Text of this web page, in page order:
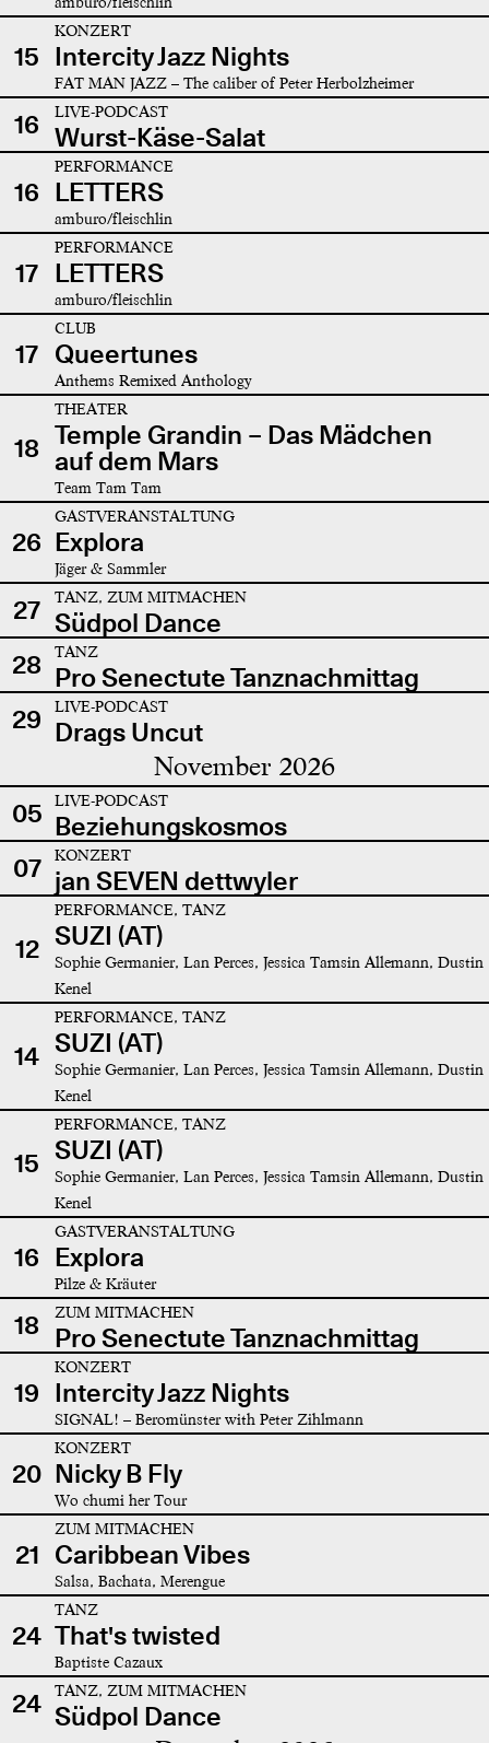
15
KONZERT
Intercity Jazz Nights
FAT MAN JAZZ – The caliber of Peter Herbolzheimer
16 LIVE-PODCAST
Wurst-Käse-Salat
16
PERFORMANCE
LETTERS
amburo/fleischlin
17
PERFORMANCE
LETTERS
amburo/fleischlin
17
CLUB
Queertunes
Anthems Remixed Anthology
18
THEATER
Temple Grandin – Das Mädchen
auf dem Mars
Team Tam Tam
26
GASTVERANSTALTUNG
Explora
Jäger & Sammler
27 TANZ, ZUM MITMACHEN
Südpol Dance
28
TANZ
Pro Senectute Tanznachmittag
29
LIVE-PODCAST
Drags Uncut
November 2026
05 LIVE-PODCAST
Beziehungskosmos
07
KONZERT
jan SEVEN dettwyler
12
PERFORMANCE, TANZ
SUZI (AT)
Sophie Germanier, Lan Perces, Jessica Tamsin Allemann, Dustin
Kenel
14
PERFORMANCE, TANZ
SUZI (AT)
Sophie Germanier, Lan Perces, Jessica Tamsin Allemann, Dustin
Kenel
15
PERFORMANCE, TANZ
SUZI (AT)
Sophie Germanier, Lan Perces, Jessica Tamsin Allemann, Dustin
Kenel
16
GASTVERANSTALTUNG
Explora
Pilze & Kräuter
18 ZUM MITMACHEN
Pro Senectute Tanznachmittag
19
KONZERT
Intercity Jazz Nights
SIGNAL! – Beromünster with Peter Zihlmann
20
KONZERT
Nicky B Fly
Wo chumi her Tour
21
ZUM MITMACHEN
Caribbean Vibes
Salsa, Bachata, Merengue
24
TANZ
That's twisted
Baptiste Cazaux
24 TANZ, ZUM MITMACHEN
Südpol Dance